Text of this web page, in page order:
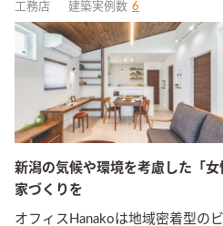
工務店 建築実例数 6
新潟の気候や環境を考慮した「
家づくりを
オフィスHanakoは地域密着型の